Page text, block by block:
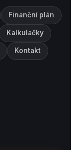
Finanční plán
Kalkulačky
Kontakt